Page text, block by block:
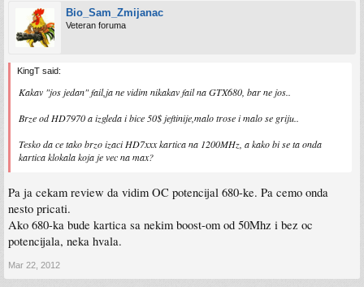
Bio_Sam_Zmijanac
Veteran foruma
KingT said:
Kakav "jos jedan" fail,ja ne vidim nikakav fail na GTX680, bar ne jos..
Brze od HD7970 a izgleda i bice 50$ jeftinije,malo trose i malo se griju..
Tesko da ce tako brzo izaci HD7xxx kartica na 1200MHz, a kako bi se ta onda
kartica klokala koja je vec na max?
Pa ja cekam review da vidim OC potencijal 680-ke. Pa cemo onda
nesto pricati.
Ako 680-ka bude kartica sa nekim boost-om od 50Mhz i bez oc
potencijala, neka hvala.
Mar 22, 2012